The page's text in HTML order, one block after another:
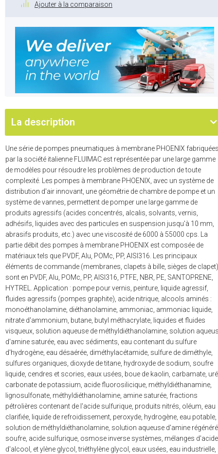
Ajouter à la comparaison
La description
Une série de pompes pneumatiques à membrane PHOENIX
par la société italienne FLUIMAC est représentée par une large gamme
de modèles pour résoudre les problèmes de production de toute
complexité. Les pompes à membrane PHOENIX, avec un système de
distribution d'air innovant, une géométrie de chambre de pompe et un
système de vannes, permettent de pomper une large gamme de
produits agressifs (acides concentrés, alcalis, solvants, vernis,
adhésifs, liquides avec des particules en suspension jusqu'à 10 mm,
abrasifs produits, etc.) avec une viscosité de 6000 à 55000 cps. La
partie débit des pompes à membrane PHOENIX est composée de
matériaux tels que PVDF, Alu, POMc, PP, AISI316. Les principaux
éléments de commande (membranes, clapets à bille, sièges de clapet)
sont en PVDF, Alu, POMc, PP, AISI316, PTFE, NBR, PE, SANTOPRENE,
HYTREL. Application : pompe pour vernis, peinture, liquide agressif,
fluides agressifs (pompes graphite), acide nitrique, alcools aminés :
monoéthanolamine, diéthanolamine, ammoniac, ammoniac liquide,
nitrate d'ammonium, butane, butyl méthacrylate, liquides et fluides
visqueux, solution aqueuse de méthyldiéthanolamine, solution
d'amine saturée, eau avec sédiments, eau contenant du sulfure
d'hydrogène, eau désaérée, diméthylacétamide, sulfure de diméthyle,
sulfures organiques, dioxyde de titane, hydroxyde de sodium, soufre
liquide, cendres et scories, eaux usées, boue de kaolin, carbamate,
carbonate de potassium, acide fluorosilicique, méthyldiéthanamine,
lignosulfonate, méthyldiéthanolamine, amine saturée, fractions
pétrolières contenant de l'acide sulfurique, produits nitrés, oléum, eau
clarifiée, liquide de refroidissement, peroxyde, hydrogène, eau potable,
solution de méthyldiéthanolamine, solution aqueuse d'amine
soufre, acide sulfurique, osmose inverse systèmes, mélanges
d'alcool, et ylène glycol, triéthylène glycol, eaux usées, eau industrielle,